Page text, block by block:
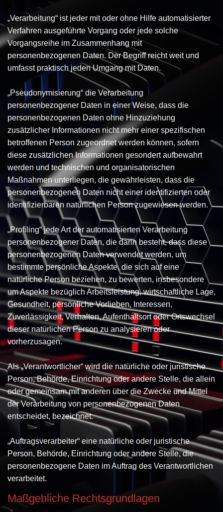
„Verarbeitung“ ist jeder mit oder ohne Hilfe automatisierter
Verfahren ausgeführte Vorgang oder jede solche
Vorgangsreihe im Zusammenhang mit
personenbezogenen Daten. Der Begriff reicht weit und
umfasst praktisch jeden Umgang mit Daten.
„Pseudonymisierung“ die Verarbeitung
personenbezogener Daten in einer Weise, dass die
personenbezogenen Daten ohne Hinzuziehung
zusätzlicher Informationen nicht mehr einer spezifischen
betroffenen Person zugeordnet werden können, sofern
diese zusätzlichen Informationen gesondert aufbewahrt
werden und technischen und organisatorischen
Maßnahmen unterliegen, die gewährleisten, dass die
personenbezogenen Daten nicht einer identifizierten oder
identifizierbaren natürlichen Person zugewiesen werden.
„Profiling“ jede Art der automatisierten Verarbeitung
personenbezogener Daten, die darin besteht, dass diese
personenbezogenen Daten verwendet werden, um
bestimmte persönliche Aspekte, die sich auf eine
natürliche Person beziehen, zu bewerten, insbesondere
um Aspekte bezüglich Arbeitsleistung, wirtschaftliche Lage,
Gesundheit, persönliche Vorlieben, Interessen,
Zuverlässigkeit, Verhalten, Aufenthaltsort oder Ortswechsel
dieser natürlichen Person zu analysieren oder
vorherzusagen.
Als „Verantwortlicher“ wird die natürliche oder juristische
Person, Behörde, Einrichtung oder andere Stelle, die allein
oder gemeinsam mit anderen über die Zwecke und Mittel
der Verarbeitung von personenbezogenen Daten
entscheidet, bezeichnet.
„Auftragsverarbeiter“ eine natürliche oder juristische
Person, Behörde, Einrichtung oder andere Stelle, die
personenbezogene Daten im Auftrag des Verantwortlichen
verarbeitet.
Maßgebliche Rechtsgrundlagen